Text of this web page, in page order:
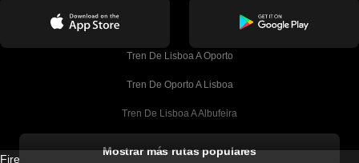
Tren De Lisboa A Oporto
Tren De Oporto A Lisboa
Tren De Lisboa A Albufeira
Mostrar más rutas populares
Firebird GT Limited (OC 1451)